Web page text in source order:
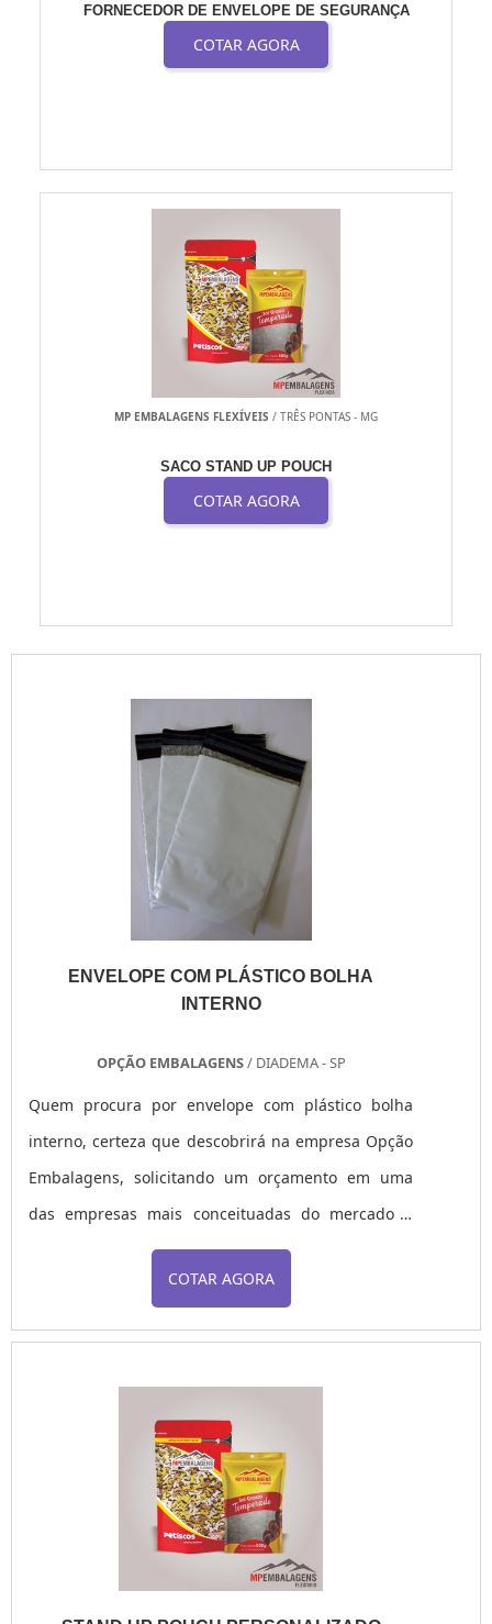
FORNECEDOR DE ENVELOPE DE SEGURANÇA
COTAR AGORA
MP EMBALAGENS FLEXÍVEIS / TRÊS PONTAS - MG
SACO STAND UP POUCH
COTAR AGORA
ENVELOPE COM PLÁSTICO BOLHA
INTERNO
OPÇÃO EMBALAGENS/ DIADEMA - SP
Quem procura por envelope com plástico bolha
interno, certeza que descobrirá na empresa Opção
Embalagens, solicitando um orçamento em uma
das empresas mais conceituadas do mercado e
conhecendo opções que unem qualidade e custo
Embalagens canaliza seus recursos em prod...
COTAR AGORA